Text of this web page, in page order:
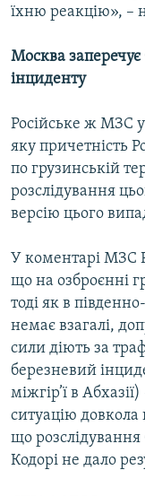
їхню реакцію», –
Москва заперечує
інциденту
Російське ж МЗС
яку причетність
по грузинській
розслідування
версію цього
У коментарі МЗС
що на озброєнні
тоді як в
немає взагалі,
сили діють за
березневий
міжгір’ї в
ситуацію довкола
що
Кодорі не дало